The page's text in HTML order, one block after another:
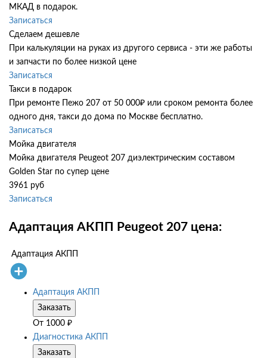
МКАД в подарок.
Записаться
Сделаем дешевле
При калькуляции на руках из другого сервиса - эти же работы
и запчасти по более низкой цене
Записаться
Такси в подарок
При ремонте Пежо 207 от 50 000₽ или сроком ремонта более
одного дня, такси до дома по Москве бесплатно.
Записаться
Мойка двигателя
Мойка двигателя Peugeot 207 диэлектрическим составом
Golden Star по супер цене
3961 руб
Записаться
Адаптация АКПП Peugeot 207 цена:
Адаптация АКПП
Адаптация АКПП
Заказать
От 1000 ₽
Диагностика АКПП
Заказать